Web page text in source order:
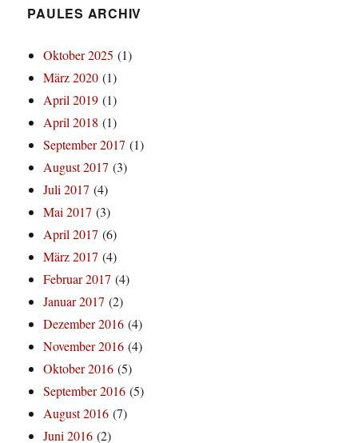
PAULES ARCHIV
Oktober 2025 (1)
März 2020 (1)
April 2019 (1)
April 2018 (1)
September 2017 (1)
August 2017 (3)
Juli 2017 (4)
Mai 2017 (3)
April 2017 (6)
März 2017 (4)
Februar 2017 (4)
Januar 2017 (2)
Dezember 2016 (4)
November 2016 (4)
Oktober 2016 (5)
September 2016 (5)
August 2016 (7)
Juni 2016 (2)